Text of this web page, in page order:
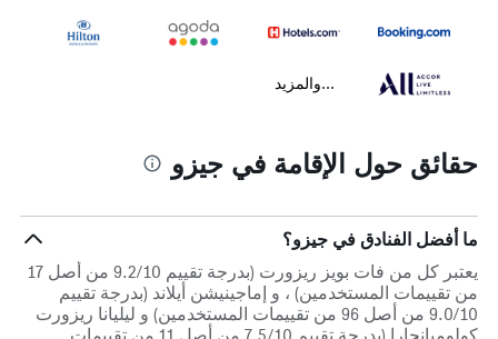
...والمزيد
حقائق حول الإقامة في جيزو
ما أفضل الفنادق في جيزو؟
يعتبر كل من فات بويز ريزورت (بدرجة تقييم 9.2/10 من أصل 17
من تقييمات المستخدمين) ، و إماجينيشن أيلاند (بدرجة تقييم
9.0/10 من أصل 96 من تقييمات المستخدمين) و ليليانا ريزورت